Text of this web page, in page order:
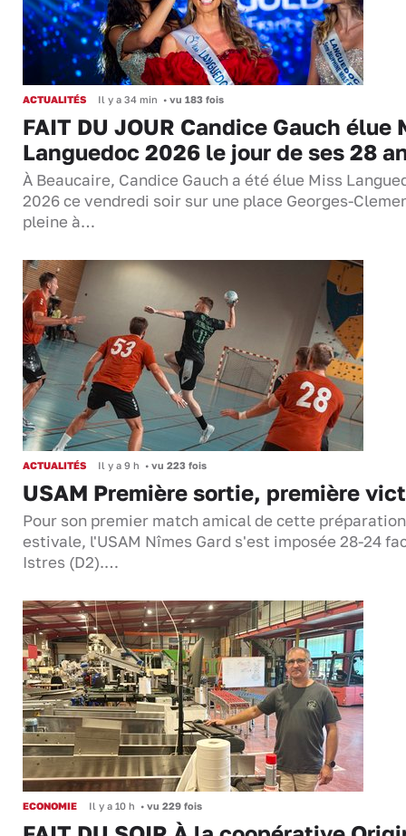
ACTUALITÉS Il y a 34 min • vu 183 fois
FAIT DU JOUR Candice Gauch élue
Languedoc 2026 le jour de ses 28
À Beaucaire, Candice Gauch a été élue Miss
2026 ce vendredi soir sur une place Georges-
pleine à…
ACTUALITÉS Il y a 9 h • vu 223 fois
USAM Première sortie, première
Pour son premier match amical de cette préparation
estivale, l'USAM Nîmes Gard s'est imposée 28-24
Istres (D2).…
ECONOMIE Il y a 10 h • vu 229 fois